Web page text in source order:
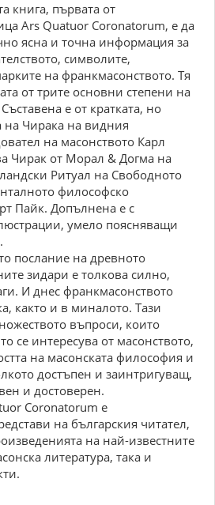
книга, първата от
Аrs Quatuor Coronatorum, е да
ясна и точна информация за
символите,
на франкмасонството. Тя
от трите основни степени на
е от кратката, но
на Чирака на видния
на масонството Карл
Чирак от Морал & Догма на
Ритуал на Свободното
философско
Пайк. Допълнена е с
умело поясняващи
послание на древното
зидари е толкова силно,
И днес франкмасонството
както и в миналото. Тази
въпроси, които
се интересува от масонството,
на масонската философия и
достъпен и заинтригуващ,
и достоверен.
Coronatorum е
на българския читател,
на най-известните
литература, така и